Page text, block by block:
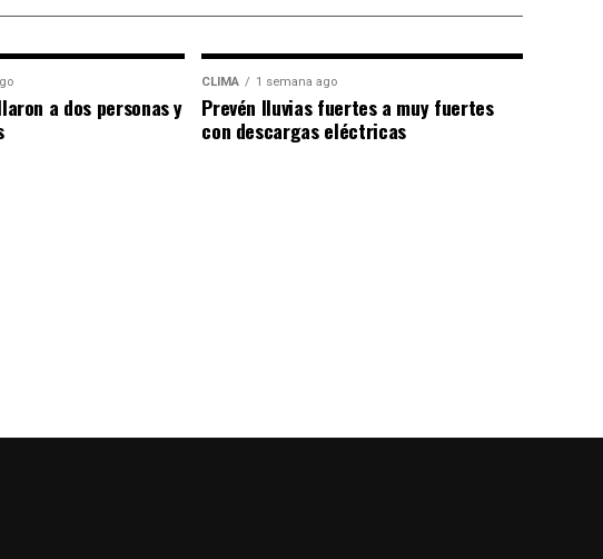
a dos personas y
CLIMA 1 semana ago
Prevén lluvias fuertes a muy fuertes
con descargas eléctricas